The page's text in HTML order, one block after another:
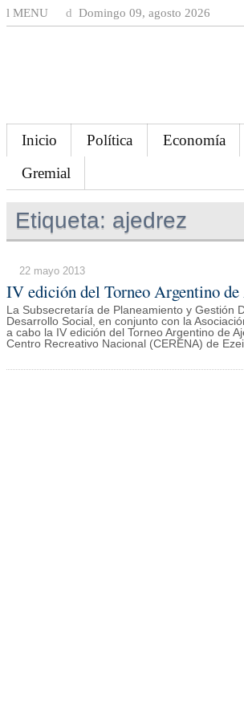
MENU Domingo 09, agosto 2026
Inicio Política
Economía
Gremial
Etiqueta: ajedrez
22 mayo 2013
IV edición del Torneo Argentino
La Subsecretaría de Planeamiento y Gestión
Desarrollo Social, en conjunto con la
a cabo la IV edición del Torneo Argentino de
Centro Recreativo Nacional (CERENA) de